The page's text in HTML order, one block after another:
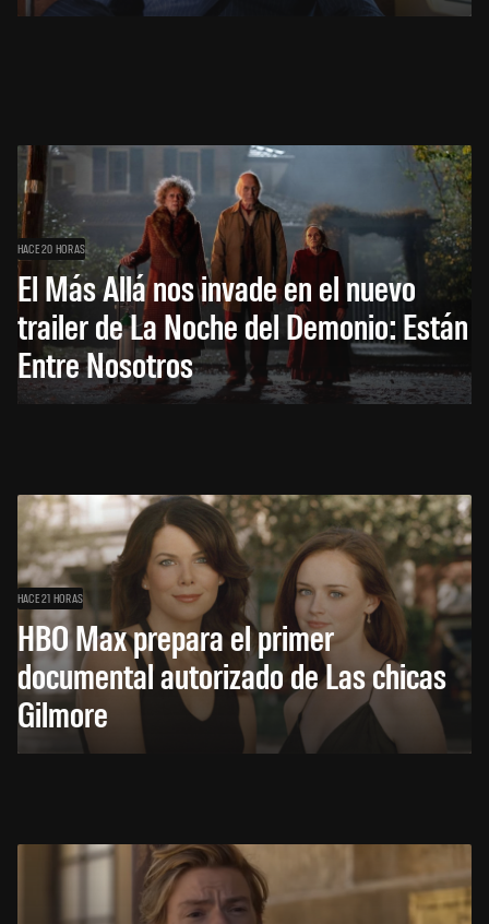
HACE 20 HORAS
El Más Allá nos invade en el nuevo
trailer de La Noche del Demonio: Están
Entre Nosotros
HACE 21 HORAS
HBO Max prepara el primer
documental autorizado de Las chicas
Gilmore